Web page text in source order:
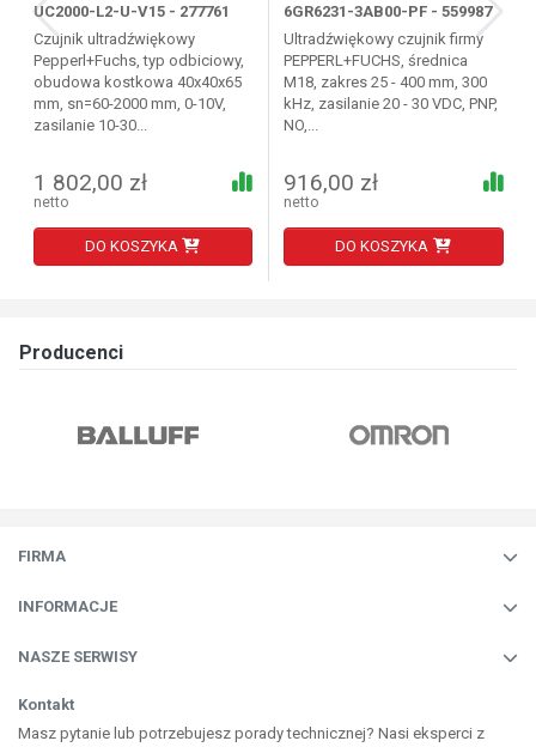
UC2000-L2-U-V15 - 277761
Czujnik ultradźwiękowy
Pepperl+Fuchs, typ odbiciowy,
obudowa kostkowa 40x40x65
mm, sn=60-2000 mm, 0-10V,
zasilanie 10-30...
1 802,00 zł
netto
DO KOSZYKA
6GR6231-3AB00-PF - 559987
Ultradźwiękowy czujnik firmy
PEPPERL+FUCHS, średnica
M18, zakres 25 - 400 mm, 300
kHz, zasilanie 20 - 30 VDC, PNP,
NO,...
916,00 zł
netto
DO KOSZYKA
Producenci
FIRMA
INFORMACJE
NASZE SERWISY
Kontakt
Masz pytanie lub potrzebujesz porady technicznej? Nasi eksperci z